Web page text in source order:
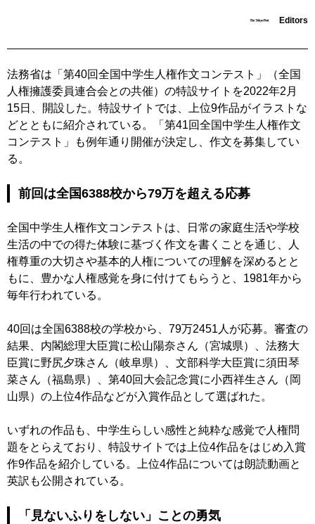
Editors
法務省は「第40回全国中学生人権作文コンテスト」（全国
人権擁護委員連合会との共催）の特設サイトを2022年2月
15日、開設した。特設サイトでは、上位9作品がイラストな
どとともに紹介されている。「第41回全国中学生人権作文
コンテスト」も例年通り開催が決定し、作文を募集してい
る。
前回は全国6388校から79万を超える応募
全国中学生人権作文コンテストは、日常の家庭生活や学校
生活の中での得た体験に基づく作文を書くことを通じ、人
権尊重の大切さや基本的人権についての理解を深めるとと
もに、豊かな人権感覚を身に付けてもらうと、1981年から
毎年行われている。
40回は全国6388校の学校から、79万2451人が応募。審査の
結果、内閣総理大臣賞に松山陽奈さん（宮城県）、法務大
臣賞に野尻夕珠さん（岐阜県）、文部科学大臣賞に須田琴
菜さん（福島県）、第40回大会記念賞に小西祥生さん（岡
山県）の上位4作品などが入賞作品として選ばれた。
いずれの作品も、中学生らしい感性と純粋な感覚で人権問
題をとらえており、特設サイトでは上位4作品をはじめ入賞
作9作品を紹介している。上位4作品については朗読動画と
英訳も公開されている。
「見ないふりをしない」ことの勇気